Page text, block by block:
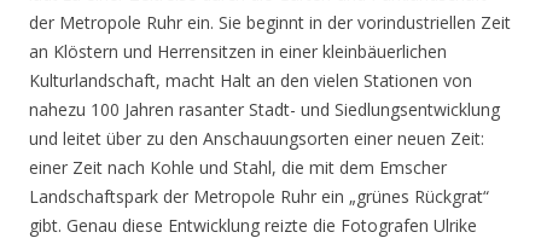
der Metropole Ruhr ein. Sie beginnt in der vorindustriellen Zeit
an Klöstern und Herrensitzen in einer kleinbäuerlichen
Kulturlandschaft, macht Halt an den vielen Stationen von
nahezu 100 Jahren rasanter Stadt- und Siedlungsentwicklung
und leitet über zu den Anschauungsorten einer neuen Zeit:
einer Zeit nach Kohle und Stahl, die mit dem Emscher
Landschaftspark der Metropole Ruhr ein „grünes Rückgrat“
gibt. Genau diese Entwicklung reizte die Fotografen Ulrike